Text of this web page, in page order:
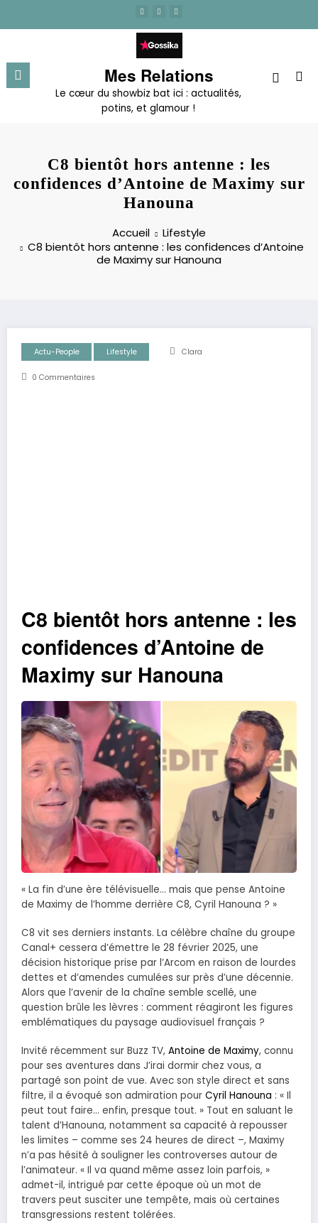
contenu
Mes Relations
Le cœur du showbiz bat ici : actualités,
potins, et glamour !
C8 bientôt hors antenne : les
confidences d’Antoine de Maximy sur
Hanouna
Accueil
Lifestyle
C8 bientôt hors antenne : les confidences d’Antoine
de Maximy sur Hanouna
Actu-People Lifestyle Clara
0 Commentaires
C8 bientôt hors antenne : les
confidences d’Antoine de
Maximy sur Hanouna
« La fin d’une ère télévisuelle… mais que pense Antoine
de Maximy de l’homme derrière C8, Cyril Hanouna ? »
C8 vit ses derniers instants. La célèbre chaîne du groupe
Canal+ cessera d’émettre le 28 février 2025, une
décision historique prise par l’Arcom en raison de lourdes
dettes et d’amendes cumulées sur près d’une décennie.
Alors que l’avenir de la chaîne semble scellé, une
question brûle les lèvres : comment réagiront les figures
emblématiques du paysage audiovisuel français ?
Invité récemment sur Buzz TV, Antoine de Maximy, connu
pour ses aventures dans J’irai dormir chez vous, a
partagé son point de vue. Avec son style direct et sans
filtre, il a évoqué son admiration pour Cyril Hanouna : « Il
peut tout faire… enfin, presque tout. » Tout en saluant le
talent d’Hanouna, notamment sa capacité à repousser
les limites – comme ses 24 heures de direct –, Maximy
n’a pas hésité à souligner les controverses autour de
l’animateur. « Il va quand même assez loin parfois, »
admet-il, intrigué par cette époque où un mot de
travers peut susciter une tempête, mais où certaines
transgressions restent tolérées.